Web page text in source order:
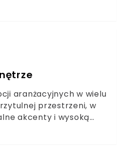
aranżacyjnych w wielu
przestrzeni, w
akcenty i wysoką